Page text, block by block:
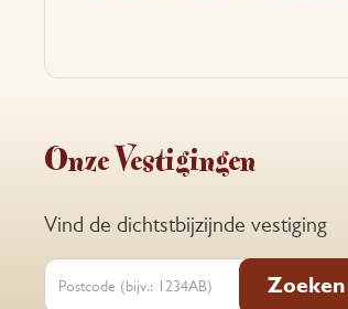
Onze Vestigingen
Vind de dichtstbijzijnde vestiging
Zoeken